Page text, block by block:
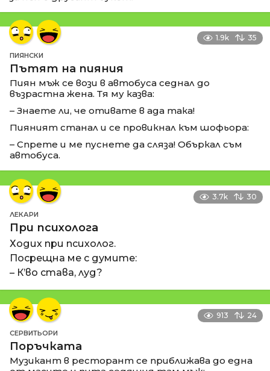
1.9k 35
ПИЯНСКИ
Пътят на пияния
Пиян мъж се вози в автобуса седнал до
възрастна жена. Тя му казва:
– Знаете ли, че отивате в ада така!
Пияният станал и се провикнал към шофьора:
– Спрете и ме пуснете да сляза! Объркал съм
автобуса.
3.7k 30
ЛЕКАРИ
При психолога
Ходих при психолог.
Посрещна ме с думите:
– К’во става, луд?
913 24
СЕРВИТЬОРИ
Поръчката
Музикант в ресторант се приближава до една